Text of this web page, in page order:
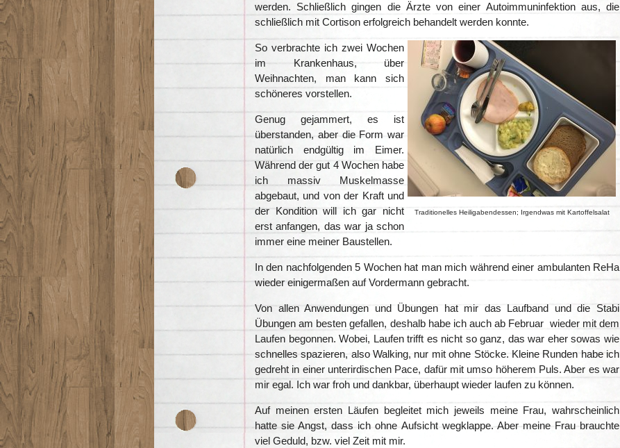
werden. Schließlich gingen die Ärzte von einer Autoimmuninfektion aus, die
schließlich mit Cortison erfolgreich behandelt werden konnte.
Traditionelles Heiligabendessen; Irgendwas mit Kartoffelsalat
So verbrachte ich zwei Wochen
im Krankenhaus, über
Weihnachten, man kann sich
schöneres vorstellen.
Genug gejammert, es ist
überstanden, aber die Form war
natürlich endgültig im Eimer.
Während der gut 4 Wochen habe
ich massiv Muskelmasse
abgebaut, und von der Kraft und
der Kondition will ich gar nicht
erst anfangen, das war ja schon
immer eine meiner Baustellen.
In den nachfolgenden 5 Wochen hat man mich während einer ambulanten ReHa
wieder einigermaßen auf Vordermann gebracht.
Von allen Anwendungen und Übungen hat mir das Laufband und die Stabi
Übungen am besten gefallen, deshalb habe ich auch ab Februar wieder mit dem
Laufen begonnen. Wobei, Laufen trifft es nicht so ganz, das war eher sowas wie
schnelles spazieren, also Walking, nur mit ohne Stöcke. Kleine Runden habe ich
gedreht in einer unterirdischen Pace, dafür mit umso höherem Puls. Aber es war
mir egal. Ich war froh und dankbar, überhaupt wieder laufen zu können.
Auf meinen ersten Läufen begleitet mich jeweils meine Frau, wahrscheinlich
hatte sie Angst, dass ich ohne Aufsicht wegklappe. Aber meine Frau brauchte
viel Geduld, bzw. viel Zeit mit mir.